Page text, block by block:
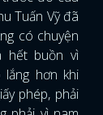
Tuấn Vỹ đã
có chuyện
hết buồn vì
hơn khi
phép, phải